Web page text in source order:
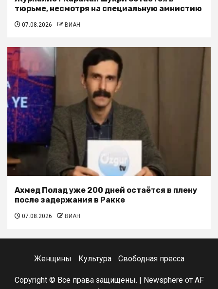
тюрьме, несмотря на специальную амнистию
07.08.2026 ВИАН
Ахмед Полад уже 200 дней остаётся в плену
после задержания в Ракке
07.08.2026 ВИАН
Женщины Культура Свободная пресса
Copyright © Все права защищены. | Newsphereот AF